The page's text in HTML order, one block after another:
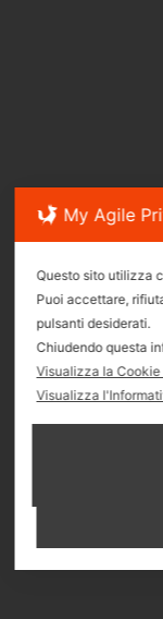
Via S.S.
My Agile
Questo sito utilizza
Puoi accettare,
pulsanti desiderati.
Chiudendo questa
Visualizza la
Visualizza